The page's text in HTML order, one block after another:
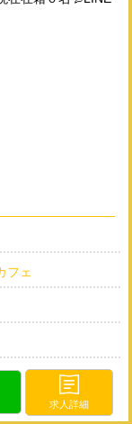
フェ
求人詳細